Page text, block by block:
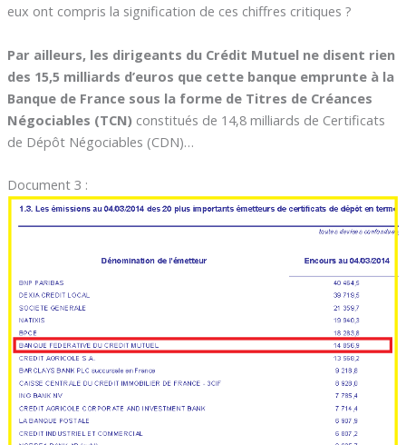
eux ont compris la signification de ces chiffres critiques ?
Par ailleurs, les dirigeants du Crédit Mutuel ne disent rien
des 15,5 milliards d’euros que cette banque emprunte à la
Banque de France sous la forme de Titres de Créances
Négociables (TCN)constitués de 14,8 milliards de Certificats
de Dépôt Négociables (CDN)…
Document 3 :